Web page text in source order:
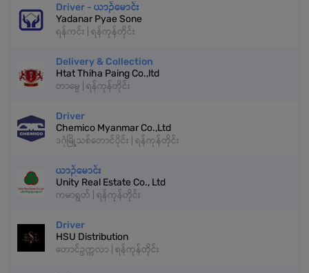
Driver - ယာဉ်မောင်း
Yadanar Pyae Sone
ရန်ကင်း | ရန်ကုန်တိုင်း
Delivery & Collection
Htat Thiha Paing Co.,ltd
တာမွေ | ရန်ကုန်တိုင်း
Driver
Chemico Myanmar Co.,Ltd
ဒဂုံမြို့သစ်တောင်ပိုင်း | ရန်ကုန်တိုင်း
ယာဉ်မောင်း
Unity Real Estate Co., Ltd
ကမာရွတ် | ရန်ကုန်တိုင်း
Driver
HSU Distribution
တောင်ဥက္ကလာ | ရန်ကုန်တိုင်း